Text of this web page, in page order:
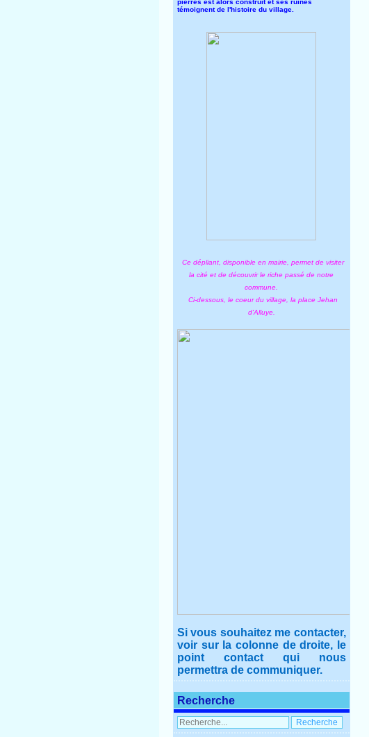
témoignent de l'histoire du village.
Ce dépliant, disponible en mairie, permet de visiter
la cité et de découvrir le riche passé de notre
commune.
Ci-dessous, le coeur du village, la place Jehan
d'Alluye.
Si vous souhaitez me contacter,
voir sur la colonne de droite, le
point contact qui nous
permettra de communiquer.
Recherche